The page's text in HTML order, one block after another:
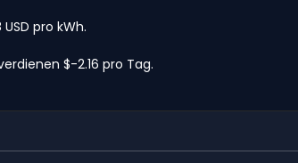
pro kWh.
$-2.16 pro Tag.